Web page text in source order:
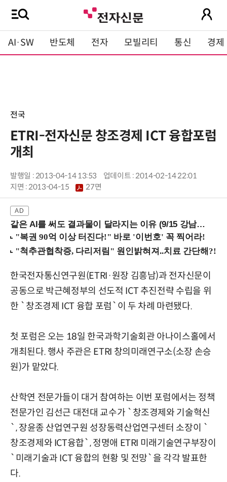
AI·SW 반도체 전자 모빌리티 통신 경제
전국
ETRI-전자신문 창조경제 ICT 융합포럼
개최
발행일 : 2013-04-14 13:53
업데이트 : 2014-02-14 22:01
지면 :2013-04-15 27면
같은 AI를 써도 결과물이 달라지는 이유 (9/15 강남역)
한국전자통신연구원(ETRI·원장 김흥남)과 전자신문이
공동으로 박근혜정부의 선도적 ICT 추진전략 수립을 위
한 `창조경제 ICT 융합 포럼`이 두 차례 마련됐다.
첫 포럼은 오는 18일 한국과학기술회관 아나이스홀에서
개최된다. 행사 주관은 ETRI 창의미래연구소(소장 손승
원)가 맡았다.
산학연 전문가들이 대거 참여하는 이번 포럼에서는 정책
전문가인 김선근 대전대 교수가 `창조경제와 기술혁신
`, 장윤종 산업연구원 성장동력산업연구센터 소장이 `
창조경제와 ICT융합`, 정명애 ETRI 미래기술연구부장이
`미래기술과 ICT 융합의 현황 및 전망`을 각각 발표한
다.